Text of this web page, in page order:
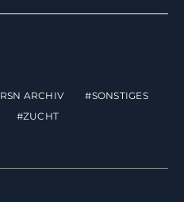
RSN ARCHIV
SONSTIGES
ZUCHT